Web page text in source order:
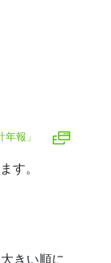
年報」
す。
きい順に